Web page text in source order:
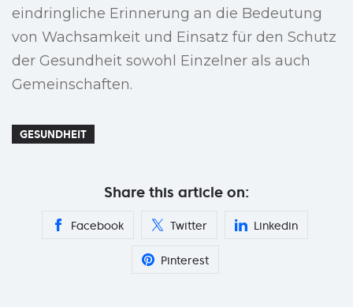
eindringliche Erinnerung an die Bedeutung
von Wachsamkeit und Einsatz für den Schutz
der Gesundheit sowohl Einzelner als auch
Gemeinschaften.
GESUNDHEIT
Share this article on:
Facebook Twitter Linkedin
Pinterest